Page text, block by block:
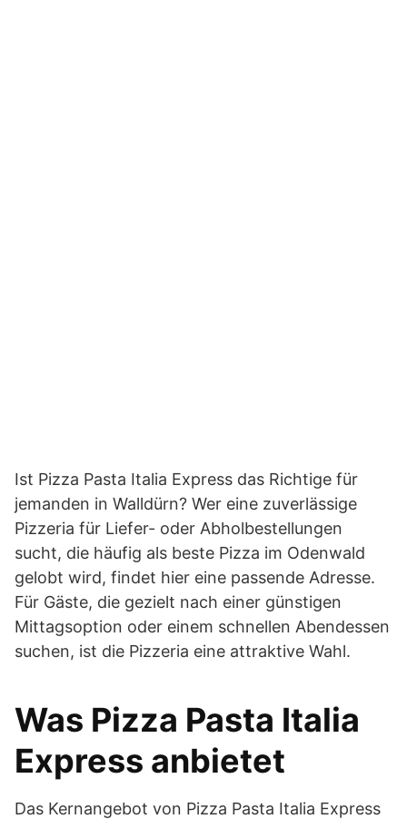
Ist Pizza Pasta Italia Express das Richtige für
jemanden in Walldürn? Wer eine zuverlässige
Pizzeria für Liefer- oder Abholbestellungen
sucht, die häufig als beste Pizza im Odenwald
gelobt wird, findet hier eine passende Adresse.
Für Gäste, die gezielt nach einer günstigen
Mittagsoption oder einem schnellen Abendessen
suchen, ist die Pizzeria eine attraktive Wahl.
Was Pizza Pasta Italia
Express anbietet
Das Kernangebot von Pizza Pasta Italia Express